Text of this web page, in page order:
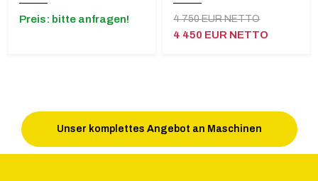
Preis: bitte anfragen! 4 750 EUR NETTO
4 450 EUR NETTO
Unser komplettes Angebot an Maschinen